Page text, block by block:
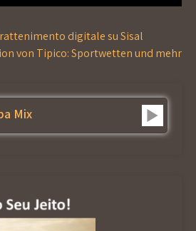
digitale su Sisal
von Tipico: Sportwetten und mehr
Mix